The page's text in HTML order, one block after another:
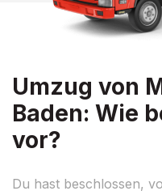
Umzug von
Baden: Wie
vor?
Du hast beschlossen,